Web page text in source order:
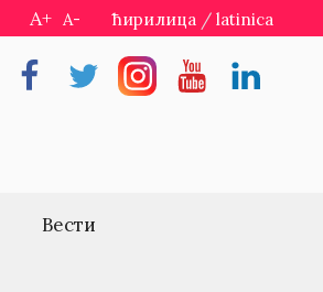
A+ A- ћирилица / latinica
FacebookTwitterInstragramYoutubeLinkedin
Вести